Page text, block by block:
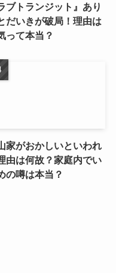
ブトランジット』あり
だいきが破局！理由は
って本当？
家がおかしいといわれ
由は何故？家庭内でい
の噂は本当？